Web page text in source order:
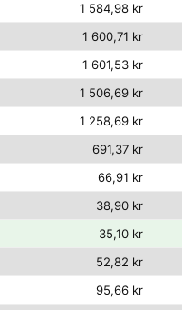
1 584,98 kr
1 600,71 kr
1 601,53 kr
1 506,69 kr
1 258,69 kr
691,37 kr
66,91 kr
38,90 kr
35,10 kr
52,82 kr
95,66 kr